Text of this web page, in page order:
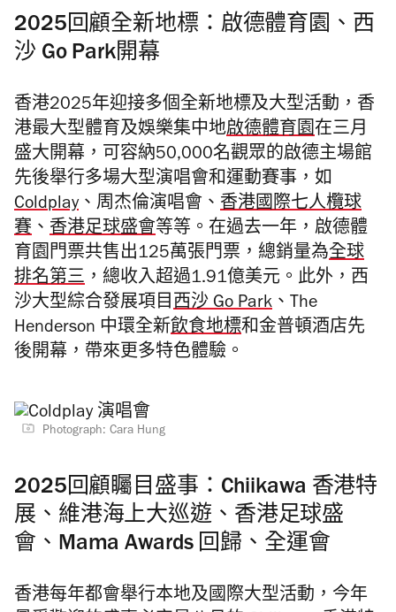
2025回顧全新地標：啟德體育園、西
沙 Go Park開幕
香港2025年迎接多個全新地標及大型活動，香
港最大型體育及娛樂集中地啟德體育園在三月
盛大開幕，可容納50,000名觀眾的啟德主場館
先後舉行多場大型演唱會和運動賽事，如
Coldplay、周杰倫演唱會、 香港國際七人欖球
賽 、 香港足球盛會等等。在過去一年，啟德體
育園門票共售出125萬張門票，總銷量為全球
排名第三 ，總收入超過1.91億美元。此外，西
沙大型綜合發展項目西沙 Go Park 、The
Henderson 中環全新飲食地標和金普頓酒店先
後開幕，帶來更多特色體驗。
Photograph: Cara Hung
2025回顧矚目盛事：Chiikawa 香港特
展、維港海上大巡遊、香港足球盛
會、Mama Awards 回歸、全運會
香港每年都會舉行本地及國際大型活動，今年